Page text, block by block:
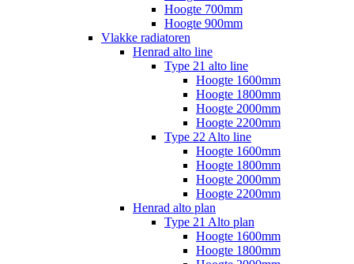
Hoogte 700mm
Hoogte 900mm
Vlakke radiatoren
Henrad alto line
Type 21 alto line
Hoogte 1600mm
Hoogte 1800mm
Hoogte 2000mm
Hoogte 2200mm
Type 22 Alto line
Hoogte 1600mm
Hoogte 1800mm
Hoogte 2000mm
Hoogte 2200mm
Henrad alto plan
Type 21 Alto plan
Hoogte 1600mm
Hoogte 1800mm